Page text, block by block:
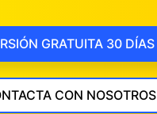
GRATUITA 30 DÍAS
CON NOSOTROS